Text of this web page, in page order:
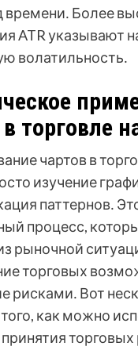
времени․ Более
ATR указывают
волатильность․
торговле
чартов в
изучение
паттернов․
процесс,
рыночной
торговых
рисками․ Вот
как можно